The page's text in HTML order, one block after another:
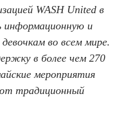
WASH United в
информационную и
во всем мире.
в более чем 270
мероприятия
традиционный